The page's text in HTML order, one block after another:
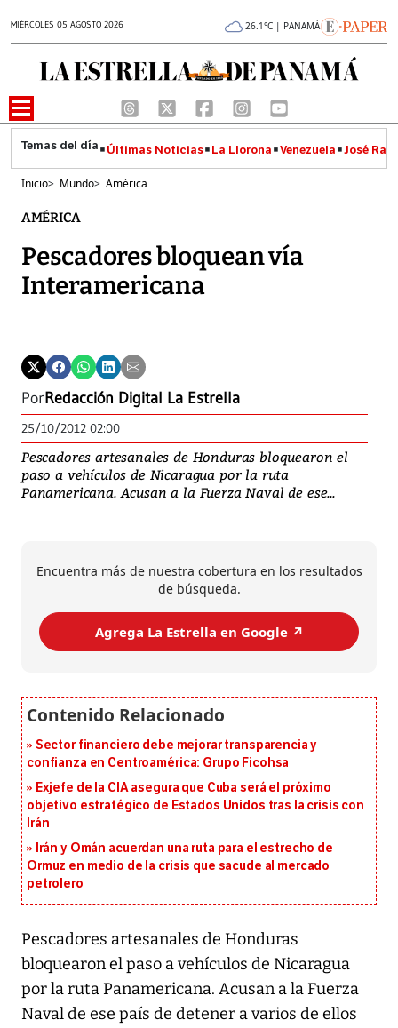
MIÉRCOLES 05 AGOSTO 2026 26.1°C | PANAMÁ
Últimas Noticias La Llorona Venezuela José
Inicio> Mundo> América
AMÉRICA
Pescadores bloquean vía
Interamericana
PorRedacción Digital La Estrella
25/10/2012 02:00
Pescadores artesanales de Honduras bloquearon el
paso a vehículos de Nicaragua por la ruta
Panamericana. Acusan a la Fuerza Naval de ese...
Encuentra más de nuestra cobertura en los resultados
de búsqueda.
Agrega La Estrella en Google ↗️
Sector financiero debe mejorar transparencia y
confianza en Centroamérica: Grupo Ficohsa
Exjefe de la CIA asegura que Cuba será el próximo
objetivo estratégico de Estados Unidos tras la crisis con
Irán
Irán y Omán acuerdan una ruta para el estrecho de
Ormuz en medio de la crisis que sacude al mercado
petrolero
Pescadores artesanales de Honduras
bloquearon el paso a vehículos de Nicaragua
por la ruta Panamericana. Acusan a la Fuerza
Naval de ese país de detener a varios de ellos